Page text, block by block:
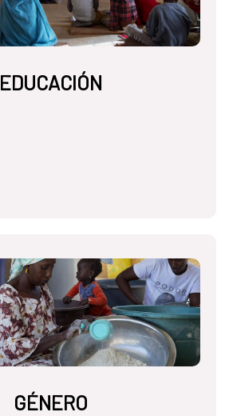
EDUCACIÓN
GÉNERO